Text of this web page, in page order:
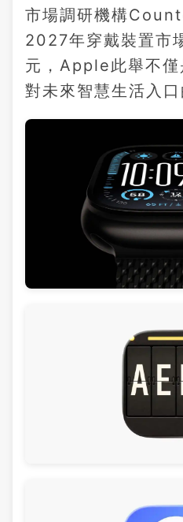
市場調研機構
2027年穿戴裝置市
元，Apple此舉不僅
對未來智慧生活入口